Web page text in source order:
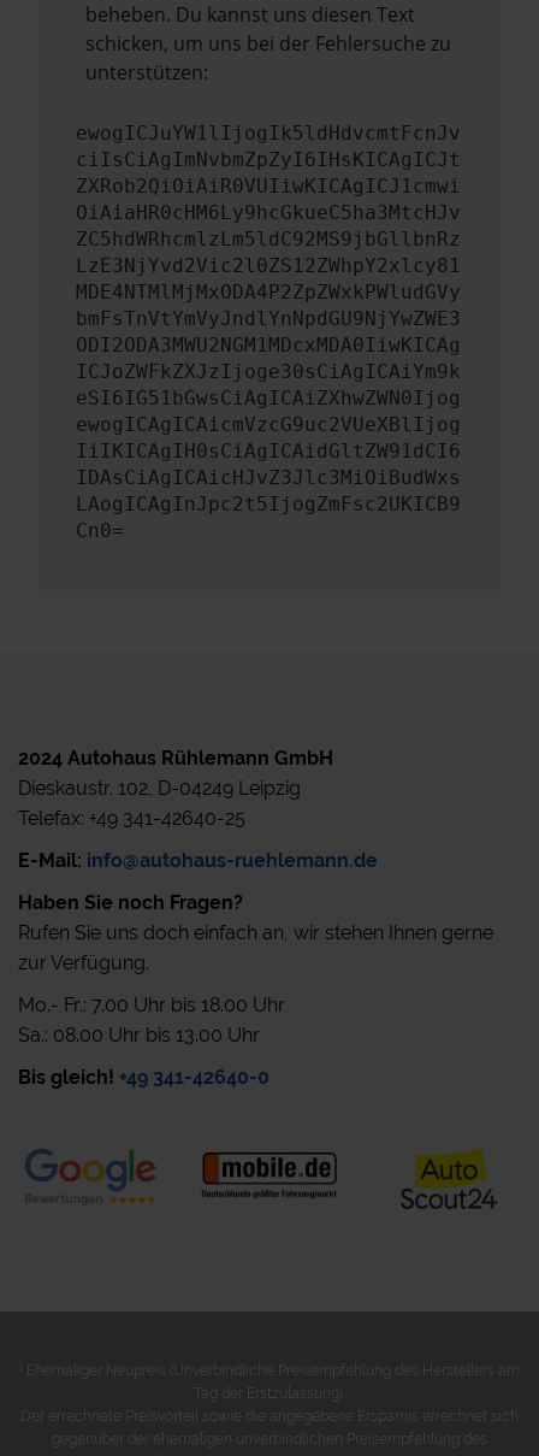
beheben. Du kannst uns diesen Text
schicken, um uns bei der Fehlersuche zu
unterstützen:
ewogICJuYW1lIjogIk5ldHdvcmtFcnJv
ciIsCiAgImNvbmZpZyI6IHsKICAgICJt
ZXRob2QiOiAiR0VUIiwKICAgICJ1cmwi
OiAiaHR0cHM6Ly9hcGkueC5ha3MtcHJv
ZC5hdWRhcmlzLm5ldC92MS9jbGllbnRz
LzE3NjYvd2Vic2l0ZS12ZWhpY2xlcy81
MDE4NTMlMjMxODA4P2ZpZWxkPWludGVy
bmFsTnVtYmVyJndlYnNpdGU9NjYwZWE3
ODI2ODA3MWU2NGM1MDcxMDA0IiwKICAg
ICJoZWFkZXJzIjoge30sCiAgICAiYm9k
eSI6IG51bGwsCiAgICAiZXhwZWN0Ijog
ewogICAgICAicmVzcG9uc2VUeXBlIjog
IiIKICAgIH0sCiAgICAidGltZW91dCI6
IDAsCiAgICAicHJvZ3Jlc3MiOiBudWxs
LAogICAgInJpc2t5IjogZmFsc2UKICB9
Cn0=
2024 Autohaus Rühlemann GmbH
Dieskaustr. 102, D-04249 Leipzig
Telefax: +49 341-42640-25
E-Mail: info@autohaus-ruehlemann.de
Haben Sie noch Fragen?
Rufen Sie uns doch einfach an, wir stehen Ihnen gerne
zur Verfügung.
Mo.- Fr.: 7.00 Uhr bis 18.00 Uhr
Sa.: 08.00 Uhr bis 13.00 Uhr
Bis gleich! +49 341-42640-0
Ehemaliger Neupreis (Unverbindliche Preisempfehlung des Herstellers am
Tag der Erstzulassung).
Der errechnete Preisvorteil sowie die angegebene Ersparnis errechnet sich
gegenüber der ehemaligen unverbindlichen Preisempfehlung des